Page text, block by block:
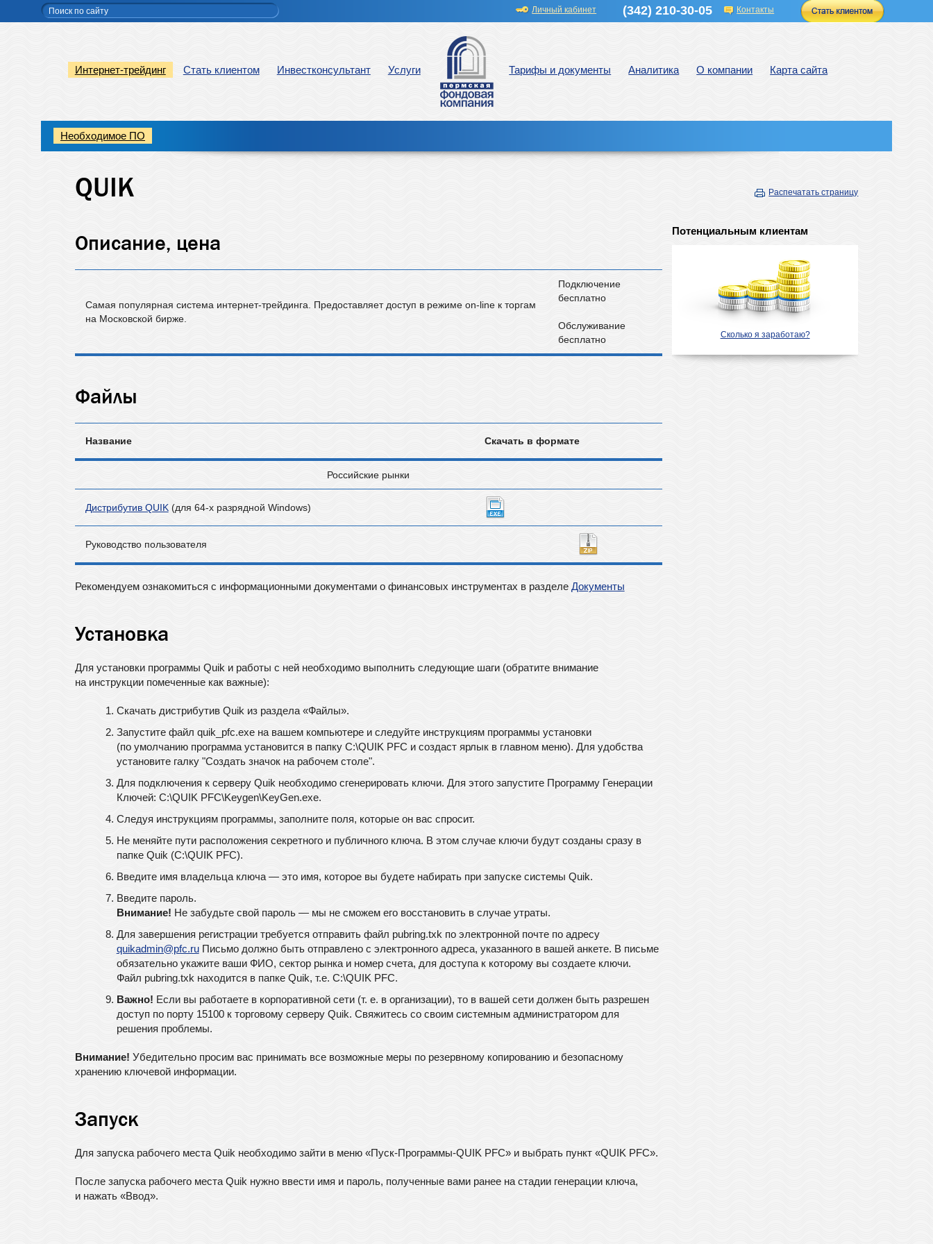
Поиск по сайту Личный кабинет (342) 210-30-05 Контакты
Интернет-трейдинг Стать клиентом Инвестконсультант Услуги Тарифы и документы Аналитика О компании Карта сайта
Необходимое ПО
Распечатать страницу
QUIK
Потенциальным клиентам
Сколько я заработаю?
Описание, цена
Cамая популярная система интернет-трейдинга. Предоставляет доступ в режиме on-line к торгам
на Московской бирже.
Подключение
бесплатно
Обслуживание
бесплатно
Файлы
Название Скачать в формате
Российские рынки
Дистрибутив QUIK (для 64-х разрядной Windows)
Руководство пользователя
Рекомендуем ознакомиться с информационными документами о финансовых инструментах в разделе Документы
Установка
Для установки программы Quik и работы с ней необходимо выполнить следующие шаги (обратите внимание
на инструкции помеченные как важные):
Скачать дистрибутив Quik из раздела «Файлы».
Запустите файл quik_pfc.exe на вашем компьютере и следуйте инструкциям программы установки
(по умолчанию программа установится в папку C:\QUIK PFC и создаст ярлык в главном меню). Для удобства
установите галку "Создать значок на рабочем столе".
Для подключения к серверу Quik необходимо сгенерировать ключи. Для этого запустите Программу Генерации
Ключей: C:\QUIK PFC\Keygen\KeyGen.exe.
Следуя инструкциям программы, заполните поля, которые он вас спросит.
Не меняйте пути расположения секретного и публичного ключа. В этом случае ключи будут созданы сразу в
папке Quik (C:\QUIK PFC).
Введите имя владельца ключа — это имя, которое вы будете набирать при запуске системы Quik.
Введите пароль.
Внимание! Не забудьте свой пароль — мы не сможем его восстановить в случае утраты.
Для завершения регистрации требуется отправить файл pubring.txk по электронной почте по адресу
quikadmin@pfc.ruПисьмо должно быть отправлено с электронного адреса, указанного в вашей анкете. В письме
обязательно укажите ваши ФИО, сектор рынка и номер счета, для доступа к которому вы создаете ключи.
Файл pubring.txk находится в папке Quik, т.е. С:\QUIK PFC.
Важно! Если вы работаете в корпоративной сети (т. е. в организации), то в вашей сети должен быть разрешен
доступ по порту 15100 к торговому серверу Quik. Свяжитесь со своим системным администратором для
решения проблемы.
Внимание! Убедительно просим вас принимать все возможные меры по резервному копированию и безопасному
хранению ключевой информации.
Запуск
Для запуска рабочего места Quik необходимо зайти в меню «Пуск-Программы-QUIK PFC» и выбрать пункт «QUIK PFC».
После запуска рабочего места Quik нужно ввести имя и пароль, полученные вами ранее на стадии генерации ключа,
и нажать «Ввод».